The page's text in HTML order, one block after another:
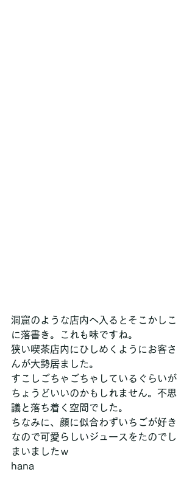
洞窟のような店内へ入るとそこかしこ
に落書き。これも味ですね。
狭い喫茶店内にひしめくようにお客さ
んが大勢居ました。
すこしごちゃごちゃしているぐらいが
ちょうどいいのかもしれません。不思
議と落ち着く空間でした。
ちなみに、顔に似合わずいちごが好き
なので可愛らしいジュースをたのでし
まいましたｗ
hana